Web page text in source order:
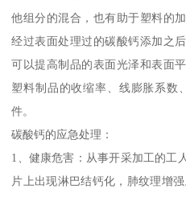
他组分的混合，也有助于塑料的
经过表面处理过的碳酸钙添加之
可以提高制品的表面光泽和表面
塑料制品的收缩率、线膨胀系数
件。
碳酸钙的应急处理：
1、健康危害：从事开采加工的工
片上出现淋巴结钙化，肺纹理增